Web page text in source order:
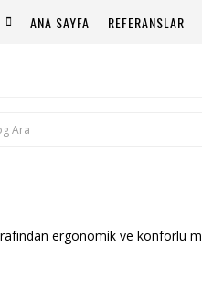
ANA SAYFA REFERANSLAR
ergonomik ve konforlu